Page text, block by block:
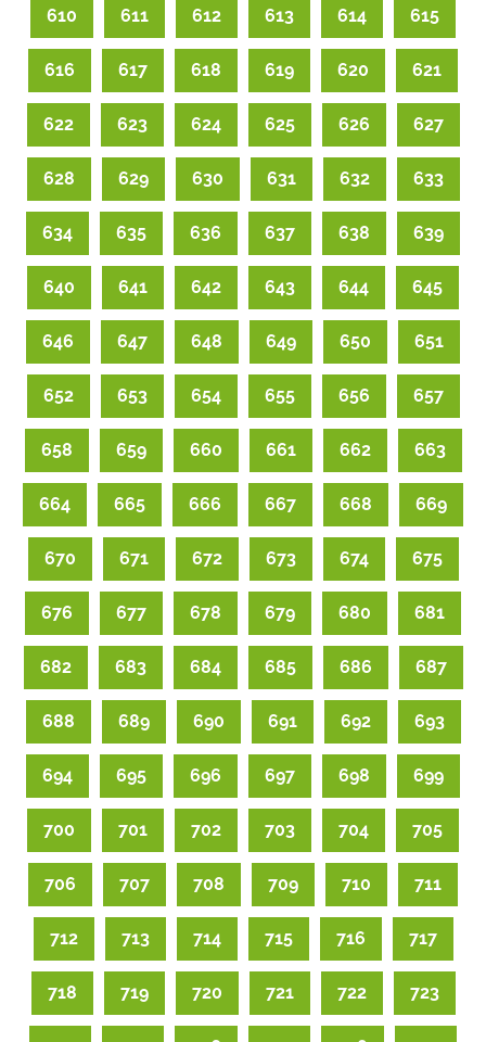
610 611 612 613 614 615
616 617 618 619 620 621
622 623 624 625 626 627
628 629 630 631 632 633
634 635 636 637 638 639
640 641 642 643 644 645
646 647 648 649 650 651
652 653 654 655 656 657
658 659 660 661 662 663
664 665 666 667 668 669
670 671 672 673 674 675
676 677 678 679 680 681
682 683 684 685 686 687
688 689 690 691 692 693
694 695 696 697 698 699
700 701 702 703 704 705
706 707 708 709 710 711
712 713 714 715 716 717
718 719 720 721 722 723